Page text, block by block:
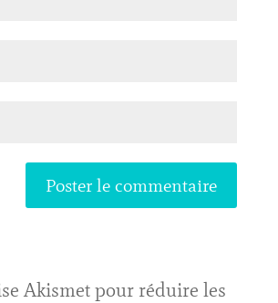
Akismet pour réduire les